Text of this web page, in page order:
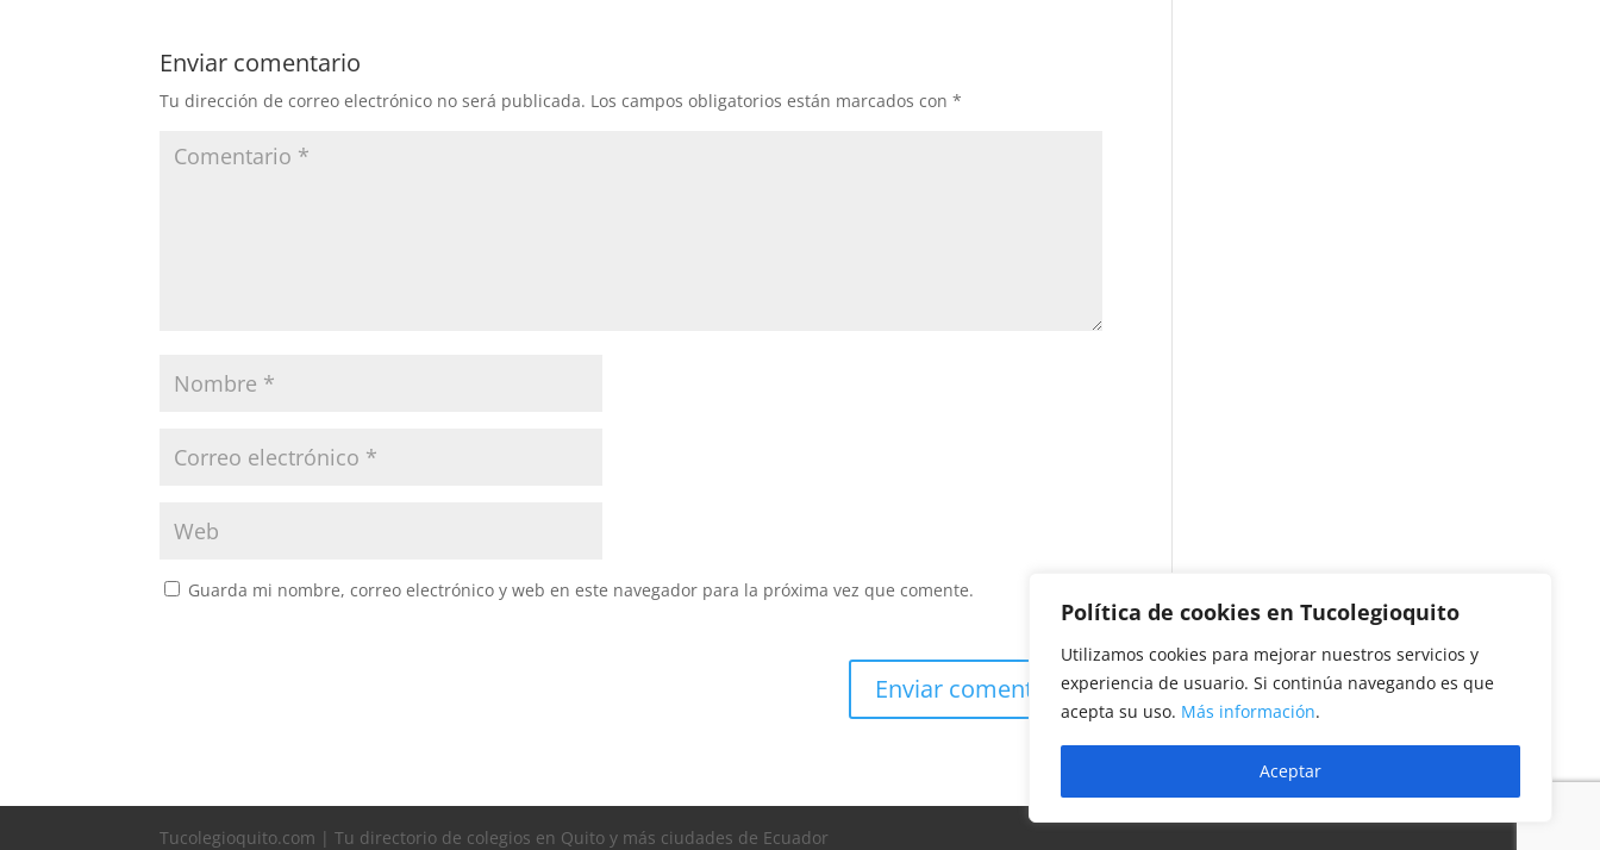
Política de cookies en Tucolegioquito
Utilizamos cookies para mejorar nuestros servicios y
experiencia de usuario. Si continúa navegando es que
acepta su uso. Más información.
Aceptar
Enviar comentario
Tu dirección de correo electrónico no será publicada. Los campos obligatorios están marcados con*
Guarda mi nombre, correo electrónico y web en este navegador para la próxima vez que comente.
Tucolegioquito.com | Tu directorio de colegios en Quito y más ciudades de Ecuador